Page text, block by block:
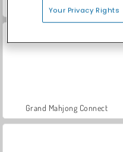
Casino World
Grand Mahjong Connect
Your Privacy Rights